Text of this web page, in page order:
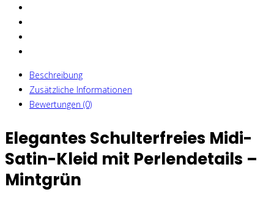
Beschreibung
Zusätzliche Informationen
Bewertungen (0)
Elegantes Schulterfreies Midi-
Satin-Kleid mit Perlendetails –
Mintgrün